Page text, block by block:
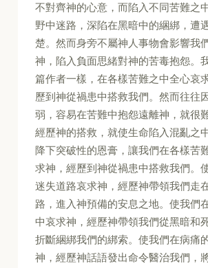
不對齊神的心意，而陷入不同苦難之
野中迷路，深陷在黑暗中的綑綁，遭
楚。然而身旁不屬神人事物會影響我
神，陷入負面思緒對神的苦毒抱怨。
篇作者一樣，在各樣苦難之中全心哀
歷到神從禍患中搭救我們。然而往往
弱，容易在苦難中抱怨遠離神，就很
經歷神的搭救，就使生命陷入混亂之
降下突破性的恩膏，讓我們在各樣苦
求神，經歷到神從禍患中搭救我們。
迷失道路哀求神，經歷神帶領我們走
路，進入神預備的安息之地。使我們
中哀求神，經歷神帶領我們從黑暗和
折斷綑綁我們的綁索。使我們在病痛
神，經歷神話語發出命令醫治我們，